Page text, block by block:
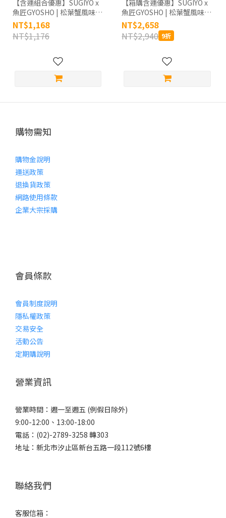
【含運組合優惠】SUGIYO x
魚匠GYOSHO | 松葉蟹風味棒
72g * 12包組
NT$1,168
NT$1,176
【箱購含運優惠】SUGIYO x
魚匠GYOSHO | 松葉蟹風味棒
72g * 30包組
NT$2,658
NT$2,940 9折
購物需知
購物金說明
運送政策
退換貨政策
網路使用條款
企業大宗採購
會員條款
會員制度說明
隱私權政策
交易安全
活動公告
定期購說明
營業資訊
營業時間：週一至週五 (例假日除外)
9:00-12:00、13:00-18:00
電話：(02)-2789-3258 轉303
地址：新北市汐止區新台五路一段112號6樓
聯絡我們
客服信箱：